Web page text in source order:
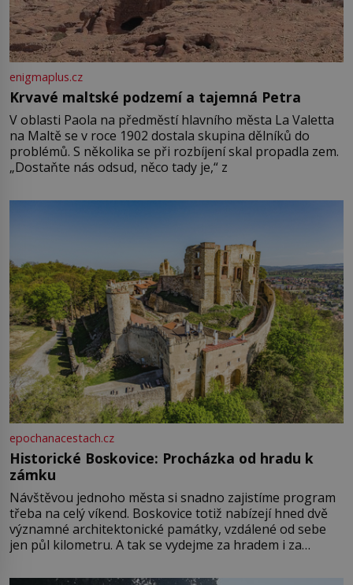
enigmaplus.cz
Krvavé maltské podzemí a tajemná Petra
V oblasti Paola na předměstí hlavního města La Valetta
na Maltě se v roce 1902 dostala skupina dělníků do
problémů. S několika se při rozbíjení skal propadla zem.
„Dostaňte nás odsud, něco tady je,“ z
epochanacestach.cz
Historické Boskovice: Procházka od hradu k
zámku
Návštěvou jednoho města si snadno zajistíme program
třeba na celý víkend. Boskovice totiž nabízejí hned dvě
významné architektonické památky, vzdálené od sebe
jen půl kilometru. A tak se vydejme za hradem i za
Boskovice na okraji Drahanské vrchoviny vznikla někdy